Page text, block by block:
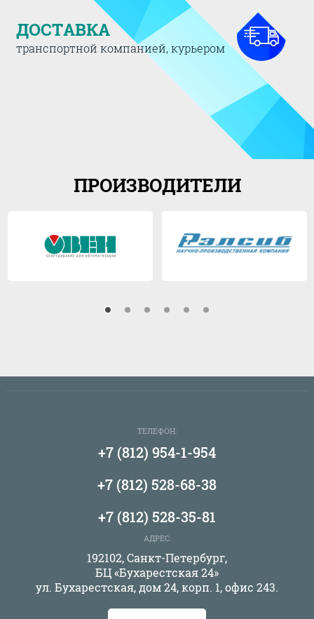
ДОСТАВКА
транспортной компанией, курьером
ПРОИЗВОДИТЕЛИ
ТЕЛЕФОН:
+7 (812) 954-1-954
+7 (812) 528-68-38
+7 (812) 528-35-81
АДРЕС:
192102, Санкт-Петербург,
БЦ «Бухарестская 24»
ул. Бухарестская, дом 24, корп. 1, офис 243.